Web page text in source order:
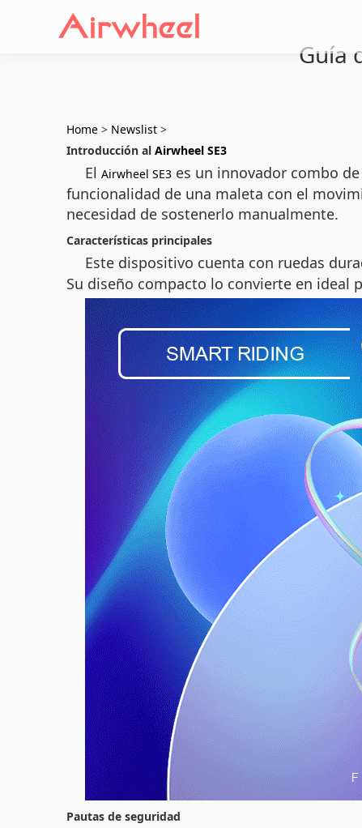
Guía
Home > Newslist >
Introducción al Airwheel SE3
El Airwheel SE3 es un innovador combo
funcionalidad de una maleta con el
necesidad de sostenerlo manualmente.
Características principales
Este dispositivo cuenta con ruedas
Su diseño compacto lo convierte en ideal
Pautas de seguridad